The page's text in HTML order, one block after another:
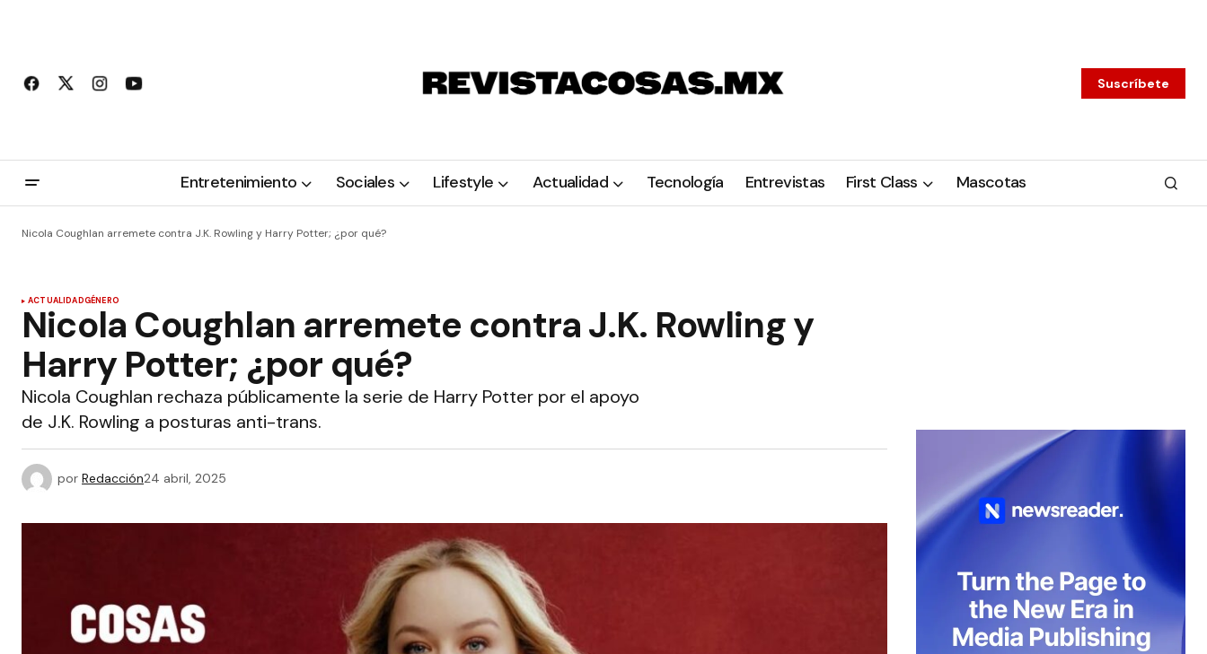
Suscríbete
Entretenimiento Sociales Lifestyle Actualidad Tecnología Entrevistas First Class Mascotas
Nicola Coughlan arremete contra J.K. Rowling y Harry Potter; ¿por qué?
ACTUALIDADGÉNERO
Nicola Coughlan arremete contra J.K. Rowling y
Harry Potter; ¿por qué?
Nicola Coughlan rechaza públicamente la serie de Harry Potter por el apoyo
de J.K. Rowling a posturas anti-trans.
por Redacción24 abril, 2025